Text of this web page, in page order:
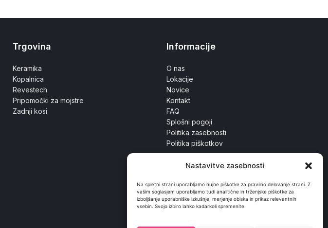
Nastavitve zasebnosti
Na spletni strani uporabljamo nujne piškotke za pravilno delovanje strani. Z
vašim soglasjem uporabljamo tudi analitične in trženjske piškotke za
izboljšanje uporabniške izkušnje, merjenje obiska in prikaz relevantnih
vsebin. Svojo izbiro lahko kadarkoli spremenite.
Trgovina
Keramika
Kopalnica
Revestech
Pripomočki za mojstre
Zadnji kosi
Informacije
O nas
Lokacije
Novice
Kontakt
FAQ
Splošni pogoji
Politika zasebnosti
Politika piškotkov